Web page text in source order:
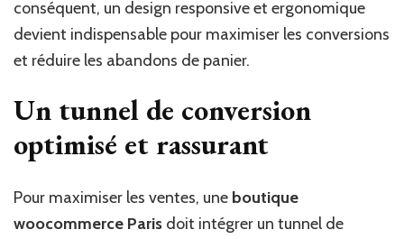
conséquent, un design responsive et ergonomique
devient indispensable pour maximiser les conversions
et réduire les abandons de panier.
Un tunnel de conversion
optimisé et rassurant
Pour maximiser les ventes, une boutique
woocommerce Paris doit intégrer un tunnel de